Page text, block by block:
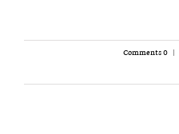
|
0 Comments